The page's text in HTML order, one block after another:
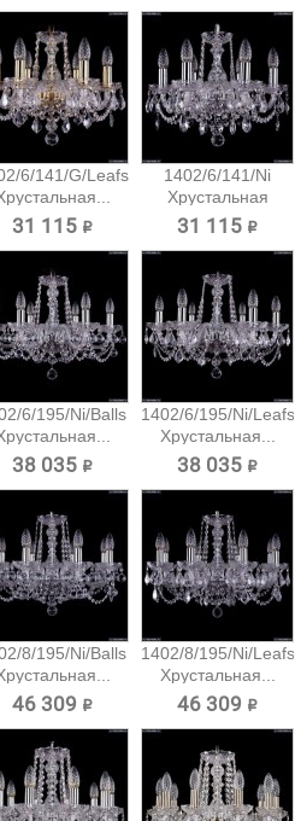
6/141/G/Leafs
31 115 ₽
1402/6/141/Ni
Хрустальная
подвесная...
31 115 ₽
6/195/Ni/Balls
38 035 ₽
1402/6/195/Ni/Leafs
Хрустальная...
38 035 ₽
8/195/Ni/Balls
46 309 ₽
1402/8/195/Ni/Leafs
Хрустальная...
46 309 ₽